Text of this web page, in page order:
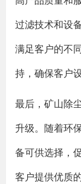
过滤技术和设
满足客户的不
持，确保客户
最后，矿山除
升级。随着环
备可供选择，
客户提供优质